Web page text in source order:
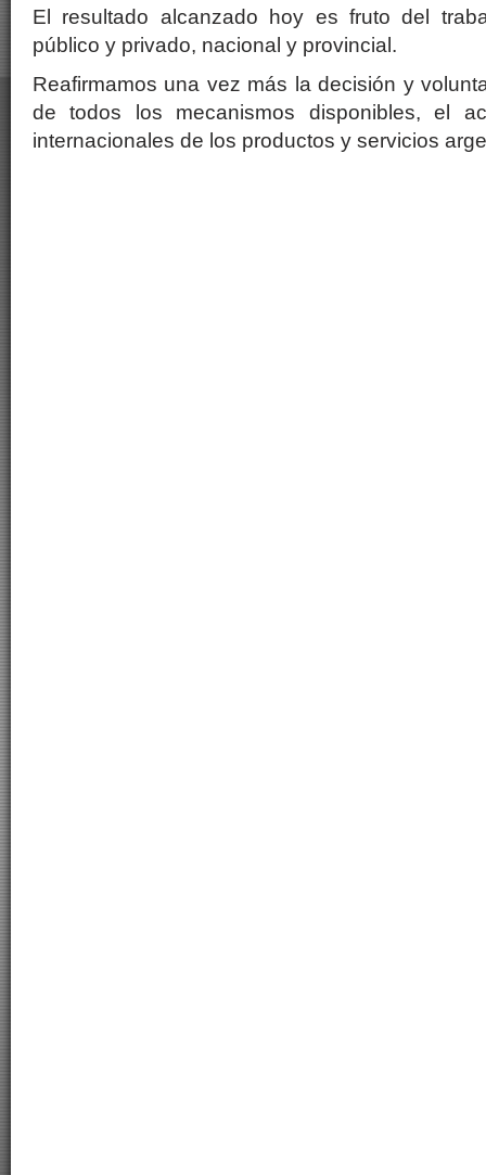
El resultado alcanzado hoy es fruto del
público y privado, nacional y provincial.
Reafirmamos una vez más la decisión y
de todos los mecanismos disponibles, el
internacionales de los productos y servicios